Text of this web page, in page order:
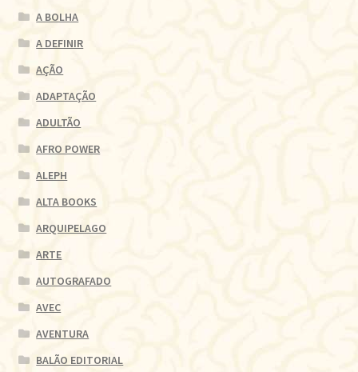
A BOLHA
A DEFINIR
AÇÃO
ADAPTAÇÃO
ADULTÃO
AFRO POWER
ALEPH
ALTA BOOKS
ARQUIPELAGO
ARTE
AUTOGRAFADO
AVEC
AVENTURA
BALÃO EDITORIAL